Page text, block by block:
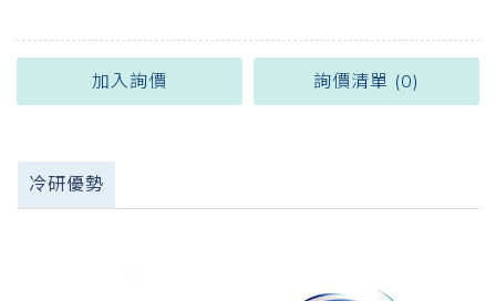
加入詢價 詢價清單 (0)
冷研優勢